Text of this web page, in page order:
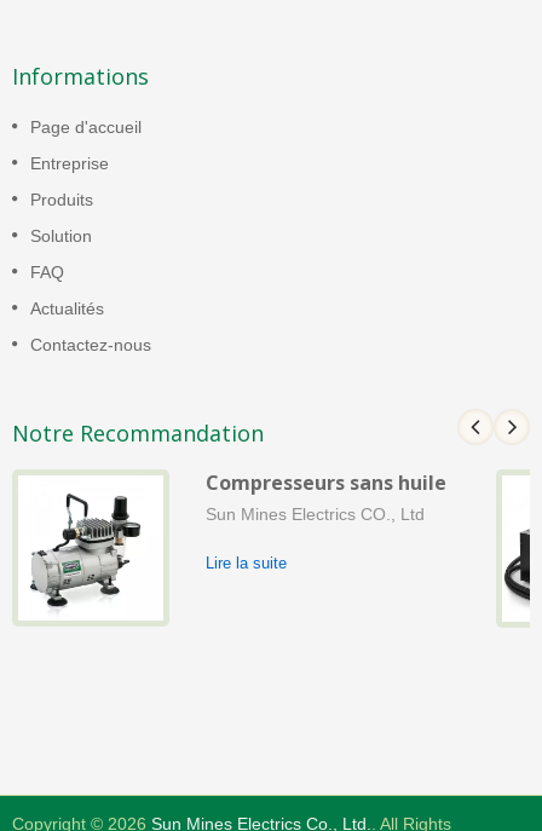
Informations
Page d'accueil
Entreprise
Produits
Solution
FAQ
Actualités
Contactez-nous
Notre Recommandation
Compresseurs sans huile
Sun Mines Electrics CO., Ltd
Lire la suite
Copyright © 2026 Sun Mines Electrics Co., Ltd.. All Rights